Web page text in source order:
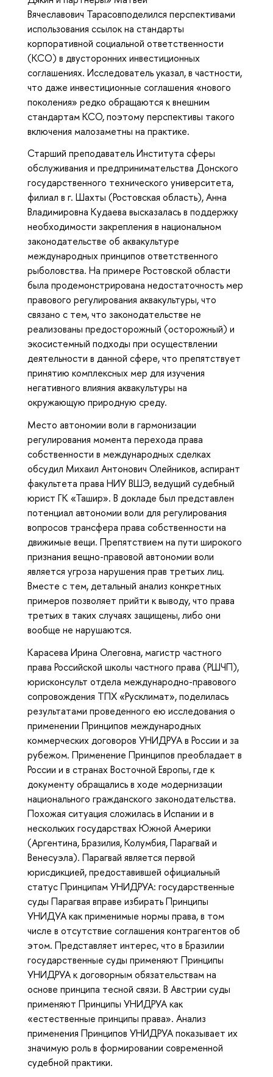
Вячеславович Тарасовподелился перспективами
использования ссылок на стандарты
корпоративной социальной ответственности
(КСО) в двусторонних инвестиционных
соглашениях. Исследователь указал, в частности,
что даже инвестиционные соглашения «нового
поколения» редко обращаются к внешним
стандартам КСО, поэтому перспективы такого
включения малозаметны на практике.
Старший преподаватель Института сферы
обслуживания и предпринимательства Донского
государственного технического университета,
филиал в г. Шахты (Ростовская область), Анна
Владимировна Кудаева высказалась в поддержку
необходимости закрепления в национальном
законодательстве об аквакультуре
международных принципов ответственного
рыболовства. На примере Ростовской области
была продемонстрирована недостаточность мер
правового регулирования аквакультуры, что
связано с тем, что законодательстве не
реализованы предосторожный (осторожный) и
экосистемный подходы при осуществлении
деятельности в данной сфере, что препятствует
принятию комплексных мер для изучения
негативного влияния аквакультуры на
окружающую природную среду.
Место автономии воли в гармонизации
регулирования момента перехода права
собственности в международных сделках
обсудил Михаил Антонович Олейников, аспирант
факультета права НИУ ВШЭ, ведущий судебный
юрист ГК «Ташир». В докладе был представлен
потенциал автономии воли для регулирования
вопросов трансфера права собственности на
движимые вещи. Препятствием на пути широкого
признания вещно-правовой автономии воли
является угроза нарушения прав третьих лиц.
Вместе с тем, детальный анализ конкретных
примеров позволяет прийти к выводу, что права
третьих в таких случаях защищены, либо они
вообще не нарушаются.
Карасева Ирина Олеговна, магистр частного
права Российской школы частного права (РШЧП),
юрисконсульт отдела международно-правового
сопровождения ТПХ «Русклимат», поделилась
результатами проведенного ею исследования о
применении Принципов международных
коммерческих договоров УНИДРУА в России и за
рубежом. Применение Принципов преобладает в
России и в странах Восточной Европы, где к
документу обращались в ходе модернизации
национального гражданского законодательства.
Похожая ситуация сложилась в Испании и в
нескольких государствах Южной Америки
(Аргентина, Бразилия, Колумбия, Парагвай и
Венесуэла). Парагвай является первой
юрисдикцией, предоставившей официальный
статус Принципам УНИДРУА: государственные
суды Парагвая вправе избирать Принципы
УНИДУА как применимые нормы права, в том
числе в отсутствие соглашения контрагентов об
этом. Представляет интерес, что в Бразилии
государственные суды применяют Принципы
УНИДРУА к договорным обязательствам на
основе принципа тесной связи. В Австрии суды
применяют Принципы УНИДРУА как
«естественные принципы права». Анализ
применения Принципов УНИДРУА показывает их
значимую роль в формировании современной
судебной практики.